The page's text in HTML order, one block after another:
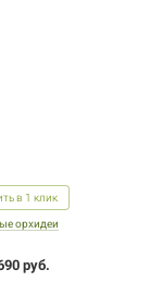
в 1 клик
орхидеи
руб.